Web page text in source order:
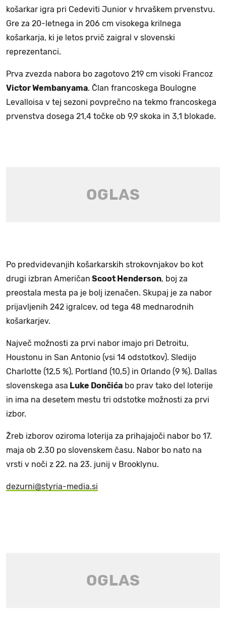
košarkar igra pri Cedeviti Junior v hrvaškem prvenstvu.
Gre za 20-letnega in 206 cm visokega krilnega
košarkarja, ki je letos prvič zaigral v slovenski
reprezentanci.
Prva zvezda nabora bo zagotovo 219 cm visoki Francoz
Victor Wembanyama. Član francoskega Boulogne
Levalloisa v tej sezoni povprečno na tekmo francoskega
prvenstva dosega 21,4 točke ob 9,9 skoka in 3,1 blokade.
Po predvidevanjih košarkarskih strokovnjakov bo kot
drugi izbran Američan Scoot Henderson, boj za
preostala mesta pa je bolj izenačen. Skupaj je za nabor
prijavljenih 242 igralcev, od tega 48 mednarodnih
košarkarjev.
Največ možnosti za prvi nabor imajo pri Detroitu,
Houstonu in San Antonio (vsi 14 odstotkov). Sledijo
Charlotte (12,5 %), Portland (10,5) in Orlando (9 %). Dallas
slovenskega asa Luke Dončića bo prav tako del loterije
in ima na desetem mestu tri odstotke možnosti za prvi
izbor.
Žreb izborov oziroma loterija za prihajajoči nabor bo 17.
maja ob 2.30 po slovenskem času. Nabor bo nato na
vrsti v noči z 22. na 23. junij v Brooklynu.
dezurni@styria-media.si